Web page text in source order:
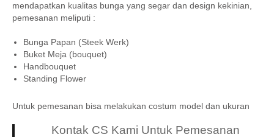
mendapatkan kualitas bunga yang segar dan design kekinian,
pemesanan meliputi :
Bunga Papan (Steek Werk)
Buket Meja (bouquet)
Handbouquet
Standing Flower
Untuk pemesanan bisa melakukan costum model dan ukuran
Kontak CS Kami Untuk Pemesanan